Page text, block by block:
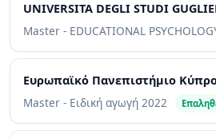
UNIVERSITA DEGLI STUDI
Master - EDUCATIONAL
Ευρωπαϊκό Πανεπιστήμιο
Master - Ειδική αγωγή 2022